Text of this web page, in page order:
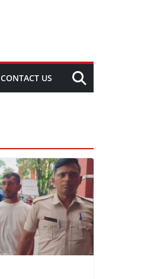
CONTACT US